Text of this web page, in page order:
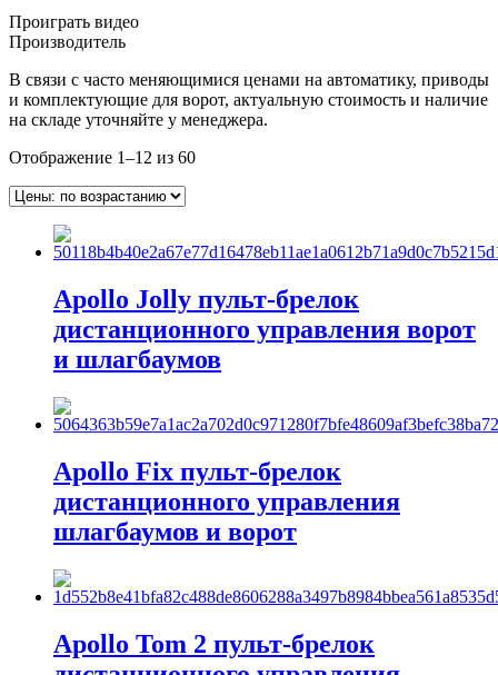
Проиграть видео
Производитель
В связи с часто меняющимися ценами на автоматику, приводы
и комплектующие для ворот, актуальную стоимость и наличие
на складе уточняйте у менеджера.
Отображение 1–12 из 60
Apollo Jolly пульт-брелок
дистанционного управления ворот
и шлагбаумов
Apollo Fix пульт-брелок
дистанционного управления
шлагбаумов и ворот
Apollo Tom 2 пульт-брелок